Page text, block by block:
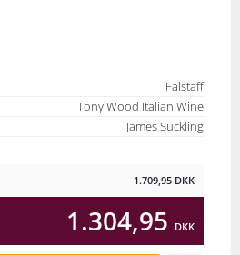
Falstaff
Tony Wood Italian Wine
James Suckling
1.709,95 DKK
1.304,95 DKK